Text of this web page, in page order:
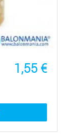
1,55 €